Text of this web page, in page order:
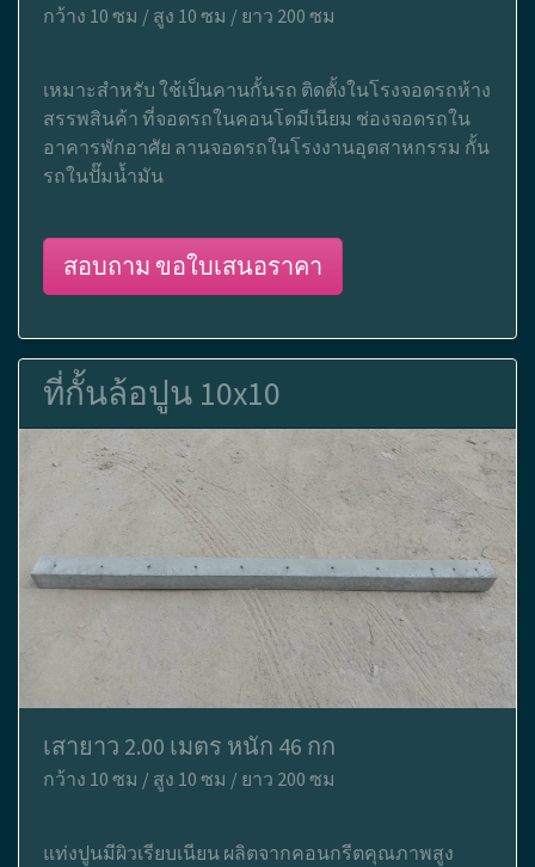
กว้าง 10 ซม / สูง 10 ซม / ยาว 200 ซม
เหมาะสำหรับ ใช้เป็นคานกั้นรถ ติดตั้งในโรงจอดรถห้าง
สรรพสินค้า ที่จอดรถในคอนโดมีเนียม ช่องจอดรถใน
อาคารพักอาศัย ลานจอดรถในโรงงานอุตสาหกรรม กั้น
รถในปั๊มน้ำมัน
สอบถาม ขอใบเสนอราคา
ที่กั้นล้อปูน 10x10
เสายาว 2.00 เมตร หนัก 46 กก
กว้าง 10 ซม / สูง 10 ซม / ยาว 200 ซม
แท่งปูนมีผิวเรียบเนียน ผลิตจากคอนกรีตคุณภาพสูง